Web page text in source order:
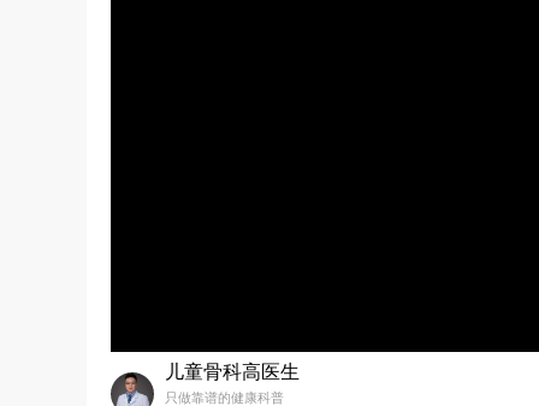
儿童骨科高医生
只做靠谱的健康科普